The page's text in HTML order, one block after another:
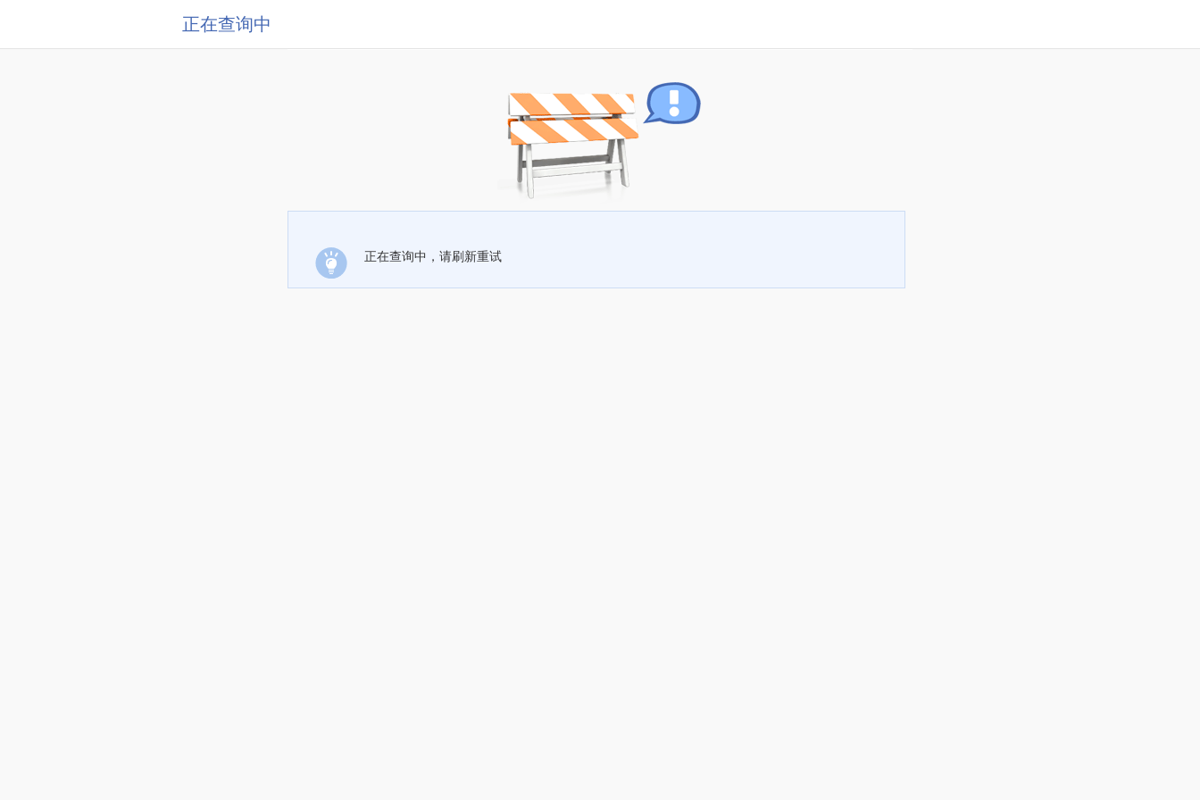
正在查询中
正在查询中，请刷新重试